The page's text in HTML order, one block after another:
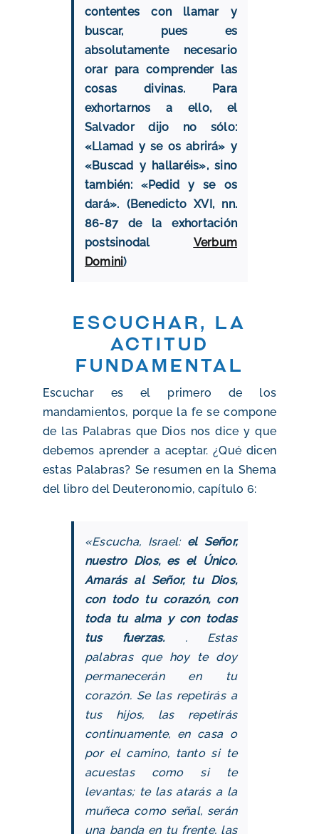
contentes con llamar y
buscar, pues es
absolutamente necesario
orar para comprender las
cosas divinas. Para
exhortarnos a ello, el
Salvador dijo no sólo:
«Llamad y se os abrirá» y
«Buscad y hallaréis», sino
también: «Pedid y se os
dará». (Benedicto XVI, nn.
86-87 de la exhortación
postsinodal Verbum
Domini)
Escuchar, la
actitud
fundamental
Escuchar es el primero de los
mandamientos, porque la fe se compone
de las Palabras que Dios nos dice y que
debemos aprender a aceptar. ¿Qué dicen
estas Palabras? Se resumen en la Shema
del libro del Deuteronomio, capítulo 6:
«Escucha, Israel: el Señor,
nuestro Dios, es el Único.
Amarás al Señor, tu Dios,
con todo tu corazón, con
toda tu alma y con todas
tus fuerzas. .Estas
palabras que hoy te doy
permanecerán en tu
corazón. Se las repetirás a
tus hijos, las repetirás
continuamente, en casa o
por el camino, tanto si te
acuestas como si te
levantas; te las atarás a la
muñeca como señal, serán
una banda en tu frente, las